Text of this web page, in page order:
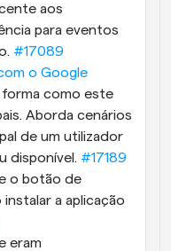
aos
para eventos
#17089
o Google
como este
Aborda cenários
de um utilizador
disponível. #17189
o botão de
a aplicação
eram